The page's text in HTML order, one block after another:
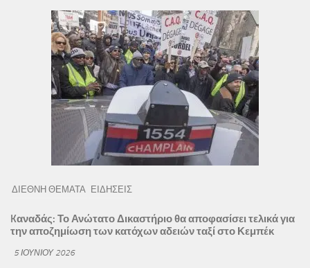
ΔΙΕΘΝΗ ΘΕΜΑΤΑ ΕΙΔΗΣΕΙΣ
Kαναδάς: Το Ανώτατο Δικαστήριο θα αποφασίσει τελικά για
την αποζημίωση των κατόχων αδειών ταξί στο Κεμπέκ
5 ΙΟΥΝΊΟΥ 2026